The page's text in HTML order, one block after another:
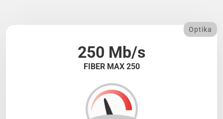
250 Mb/s
FIBER MAX 250
Optika